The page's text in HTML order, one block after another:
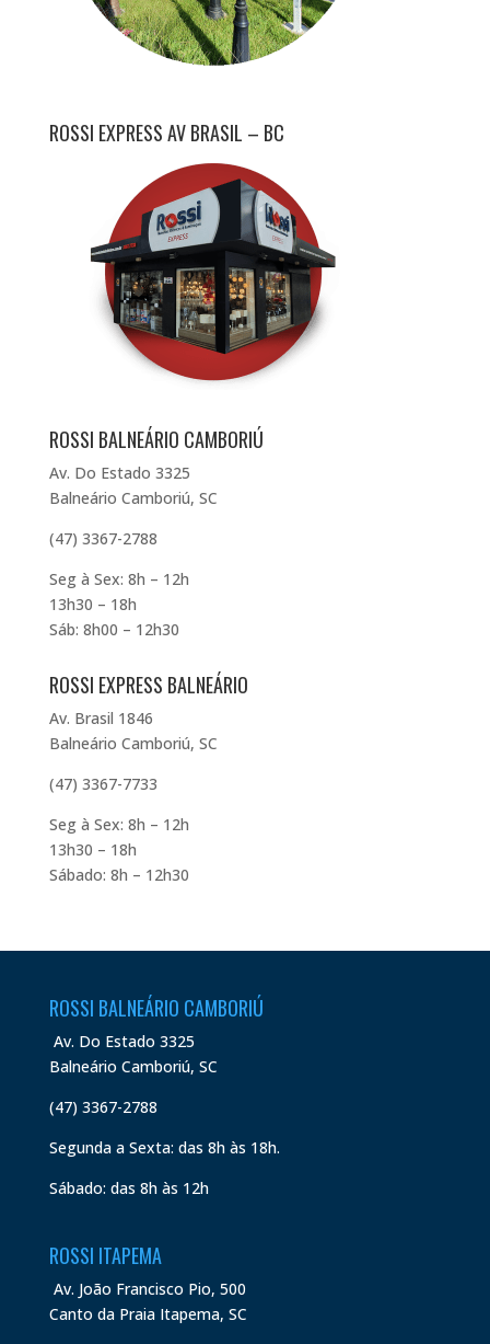
ROSSI EXPRESS AV BRASIL – BC
ROSSI BALNEÁRIO CAMBORIÚ
Av. Do Estado 3325
Balneário Camboriú, SC
(47) 3367-2788
Seg à Sex: 8h – 12h
13h30 – 18h
Sáb: 8h00 – 12h30
ROSSI EXPRESS BALNEÁRIO
Av. Brasil 1846
Balneário Camboriú, SC
(47) 3367-7733
Seg à Sex: 8h – 12h
13h30 – 18h
Sábado: 8h – 12h30
ROSSI BALNEÁRIO CAMBORIÚ
Av. Do Estado 3325
Balneário Camboriú, SC
(47) 3367-2788
Segunda a Sexta: das 8h às 18h.
Sábado: das 8h às 12h
ROSSI ITAPEMA
Av. João Francisco Pio, 500
Canto da Praia Itapema, SC